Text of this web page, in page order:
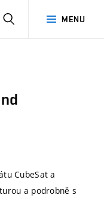
MENU
CubeSat a
a podrobně s